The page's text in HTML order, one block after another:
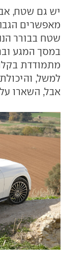
יש גם שטח,
שטח בבורר
במסך המגע
מתמודדת
למשל,
אבל, השארו